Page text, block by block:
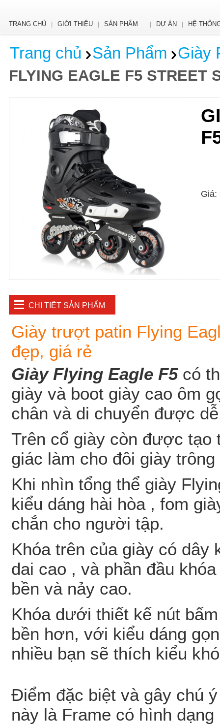
TRANG CHỦ GIỚI THIỆU SẢN PHẨM DỰ ÁN HỆ
Trang chủ Sản Phẩm Giày
FLYING EAGLE F5 STREET
Giá:
CHI TIẾT SẢN PHẨM
Giày trượt patin Flying
đẹp, giá rẻ
Giày Flying Eagle F5có
giày và boot giày cao ôm
chân và di chuyển được
Trên cổ giày còn được tạo
giác làm cho đôi giày
Khi nhìn tổng thể giày
kiểu dáng hài hòa , fom
chắn cho người tập.
Khóa trên của giày có dây
dai cao , và phần đầu
bền và nảy cao.
Khóa dưới thiết kế nút
bền hơn, với kiểu dáng
nhiều bạn sẽ thích kiểu
Điểm đặc biệt và gây chú
này là Frame có hình